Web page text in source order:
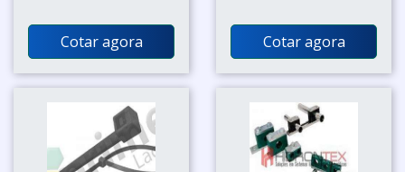
Cotar agora Cotar agora